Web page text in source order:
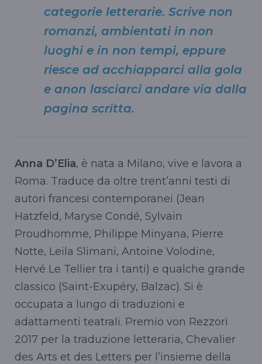
categorie letterarie. Scrive non
romanzi, ambientati in non
luoghi e in non tempi, eppure
riesce ad acchiapparci alla gola
e anon lasciarci andare via dalla
pagina scritta.
Anna D’Elia, è nata a Milano, vive e lavora a
Roma. Traduce da oltre trent’anni testi di
autori francesi contemporanei (Jean
Hatzfeld, Maryse Condé, Sylvain
Proudhomme, Philippe Minyana, Pierre
Notte, Leila Slimani, Antoine Volodine,
Hervé Le Tellier tra i tanti) e qualche grande
classico (Saint-Exupéry, Balzac). Si è
occupata a lungo di traduzioni e
adattamenti teatrali. Premio von Rezzori
2017 per la traduzione letteraria, Chevalier
des Arts et des Letters per l’insieme della